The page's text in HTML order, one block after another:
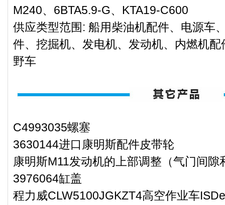
M240、6BTA5.9-G、KTA19-C600
供应类型范围: 船用柴油机配件、电源车
件、挖掘机、发电机、发动机、内燃机
野车
C4993035螺塞
3630144进口康明斯配件皮带轮
康明斯M11发动机的上部调整（气门间隙
3976064缸盖
程力威CLW5100JGKZT4高空作业车